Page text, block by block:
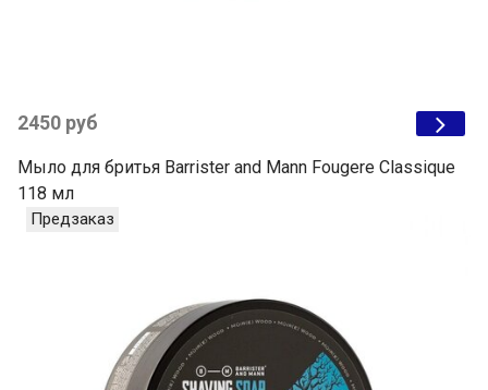
2450 руб
Мыло для бритья Barrister and Mann Fougere Classique
118 мл
Предзаказ